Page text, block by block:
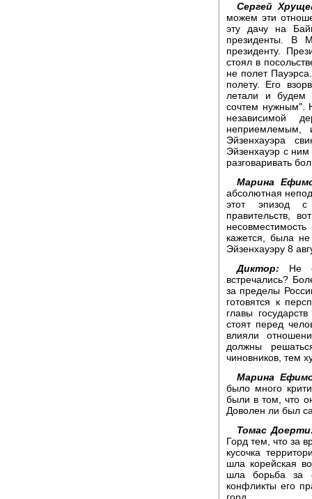
Сергей
можем эти
эту дачу на
президенты. В
президенту.
стоял в
не полет
полету. Его
летали и будем
сочтем нужным".
независимой
Эйзенхауэра
Эйзенхауэр с
разговаривать
Марина
абсолютная
этот эпизод с
правительств,
кажется, была
Эйзенхауэру 8
Диктор: Не
встречались?
за пределы
готовятся к
главы
стоят перед
влияли
должны
чиновников, тем
Марина
было много
были в том, что
Доволен ли был
Томас
Горд тем, что за
кусочка
шла корейская
шла борьба за
конфликты его